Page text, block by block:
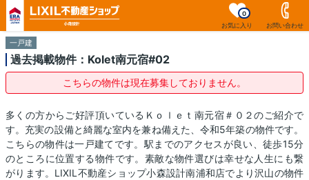
お気に入り
0
お問い合わせ
一戸建
過去掲載物件：Kolet南元宿#02
こちらの物件は現在募集しておりません。
多くの方からご好評頂いているＫｏｌｅｔ南元宿＃０２のご紹介で
す。充実の設備と綺麗な室内を兼ね備えた、令和5年築の物件です。
こちらの物件は一戸建てです。駅までのアクセスが良い、徒歩15分
のところに位置する物件です。素敵な物件選びは幸せな人生にも繋
がります。LIXIL不動産ショップ小森設計南浦和店でより沢山の物件